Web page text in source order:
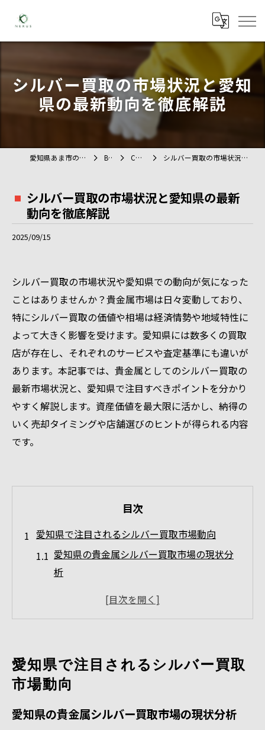
シルバー買取の市場状況と愛知
県の最新動向を徹底解説
愛知県あま市の不用品回収ならTAG BLOG COLUMN シルバー買取の市場状況と愛知県の最新動向を徹底解説
シルバー買取の市場状況と愛知県の最新
動向を徹底解説
2025/09/15
シルバー買取の市場状況や愛知県での動向が気になった
ことはありませんか？貴金属市場は日々変動しており、
特にシルバー買取の価値や相場は経済情勢や地域特性に
よって大きく影響を受けます。愛知県には数多くの買取
店が存在し、それぞれのサービスや査定基準にも違いが
あります。本記事では、貴金属としてのシルバー買取の
最新市場状況と、愛知県で注目すべきポイントを分かり
やすく解説します。資産価値を最大限に活かし、納得の
いく売却タイミングや店舗選びのヒントが得られる内容
です。
目次
愛知県で注目されるシルバー買取市場動向
愛知県の貴金属シルバー買取市場の現状分
析
シルバー買取が注目される愛知県の最新事
シルバー買取店舗選びで重視すべきポイン
ト
今後の愛知県シルバー買取市場の展望
愛知県で注目されるシルバー買取
市場動向
愛知県の貴金属シルバー買取市場の現状分析